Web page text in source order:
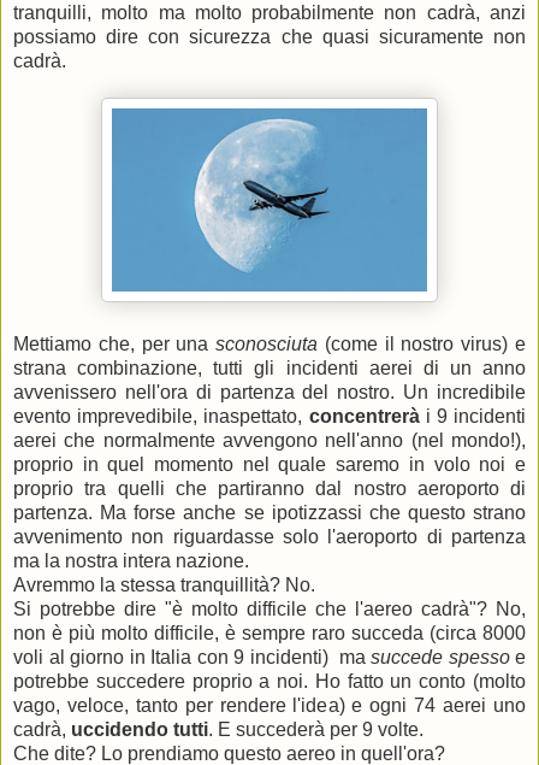
tranquilli, molto ma molto probabilmente non cadrà, anzi
possiamo dire con sicurezza che quasi sicuramente non
cadrà.
Mettiamo che, per unasconosciuta (come il nostro virus) e
strana combinazione, tutti gli incidenti aerei di un anno
avvenissero nell'ora di partenza del nostro. Un incredibile
evento imprevedibile, inaspettato, concentrerà i 9 incidenti
aerei che normalmente avvengono nell'anno (nel mondo!),
proprio in quel momento nel quale saremo in volo noi e
proprio tra quelli che partiranno dal nostro aeroporto di
partenza. Ma forse anche se ipotizzassi che questo strano
avvenimento non riguardasse solo l'aeroporto di partenza
ma la nostra intera nazione.
Avremmo la stessa tranquillità? No.
Si potrebbe dire "è molto difficile che l'aereo cadrà"? No,
non è più molto difficile, è sempre raro succeda (circa 8000
voli al giorno in Italia con 9 incidenti) ma succede spesso e
potrebbe succedere proprio a noi. Ho fatto un conto (molto
vago, veloce, tanto per rendere l'idea) e ogni 74 aerei uno
cadrà, uccidendo tutti. E succederà per 9 volte.
Che dite? Lo prendiamo questo aereo in quell'ora?